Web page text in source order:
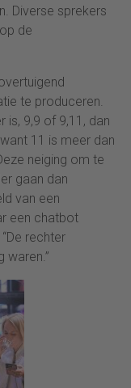
Diverse sprekers
de
te produceren.
is, 9,9 of 9,11, dan
11 is meer dan
neiging om te
gaan dan
van een
een chatbot
rechter
waren.”